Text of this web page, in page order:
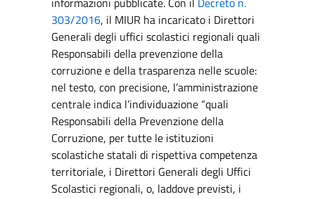
303/2016, il MIUR ha incaricato i Direttori
Generali degli uffici scolastici regionali quali
Responsabili della prevenzione della
corruzione e della trasparenza nelle scuole:
nel testo, con precisione, l’amministrazione
centrale indica l’individuazione “quali
Responsabili della Prevenzione della
Corruzione, per tutte le istituzioni
scolastiche statali di rispettiva competenza
territoriale, i Direttori Generali degli Uffici
Scolastici regionali, o, laddove previsti, i